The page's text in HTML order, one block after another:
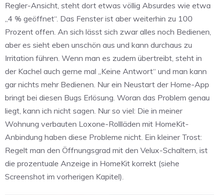
Regler-Ansicht, steht dort etwas völlig Absurdes wie etwa
„4 % geöffnet“. Das Fenster ist aber weiterhin zu 100
Prozent offen. An sich lässt sich zwar alles noch Bedienen,
aber es sieht eben unschön aus und kann durchaus zu
Irritation führen. Wenn man es zudem übertreibt, steht in
der Kachel auch gerne mal „Keine Antwort“ und man kann
gar nichts mehr Bedienen. Nur ein Neustart der Home-App
bringt bei diesen Bugs Erlösung. Woran das Problem genau
liegt, kann ich nicht sagen. Nur so viel: Die in meiner
Wohnung verbauten Loxone-Rollläden mit HomeKit-
Anbindung haben diese Probleme nicht. Ein kleiner Trost:
Regelt man den Öffnungsgrad mit den Velux-Schaltern, ist
die prozentuale Anzeige in HomeKit korrekt (siehe
Screenshot im vorherigen Kapitel).